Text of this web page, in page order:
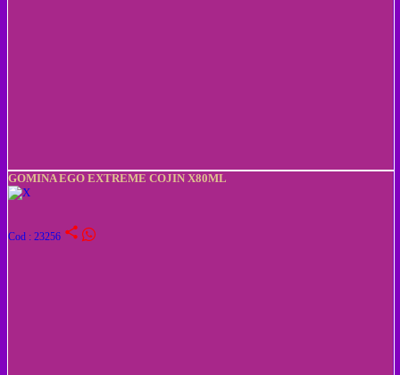
GOMINA EGO EXTREME COJIN X80ML
Cod : 23256 share